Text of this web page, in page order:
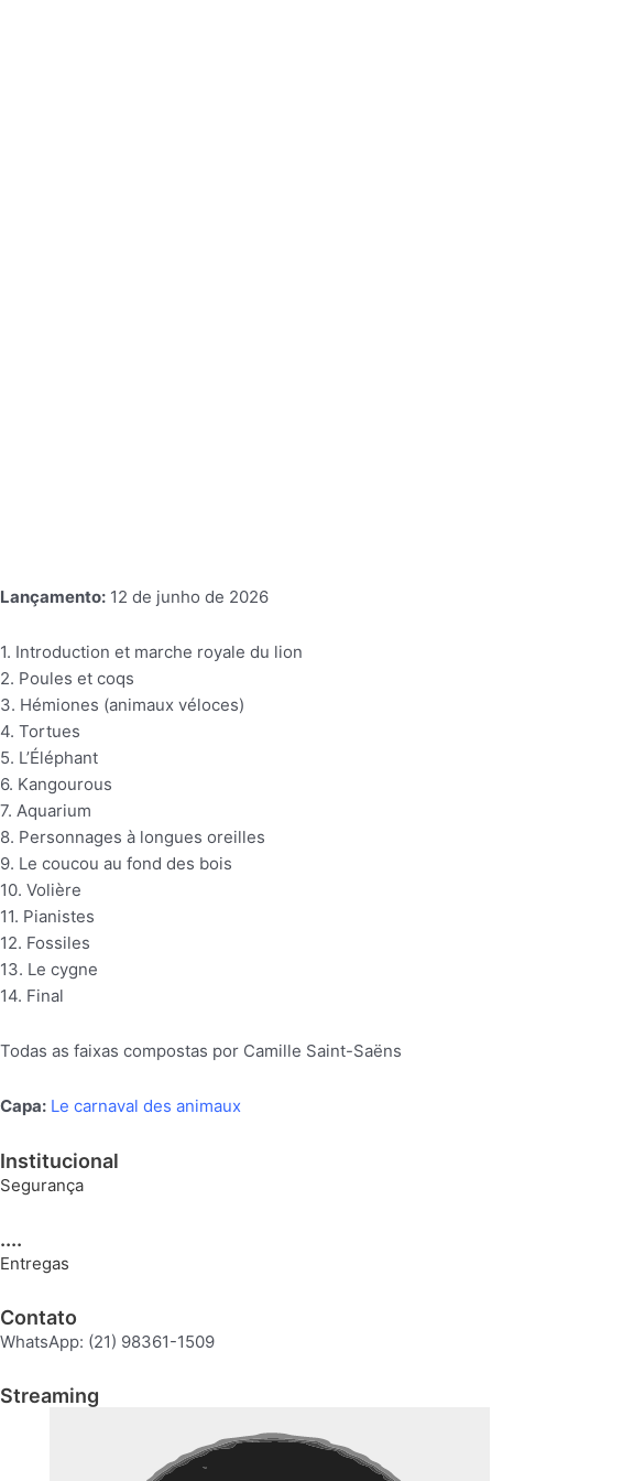
Lançamento: 12 de junho de 2026
1. Introduction et marche royale du lion
2. Poules et coqs
3. Hémiones (animaux véloces)
4. Tortues
5. L’Éléphant
6. Kangourous
7. Aquarium
8. Personnages à longues oreilles
9. Le coucou au fond des bois
10. Volière
11. Pianistes
12. Fossiles
13. Le cygne
14. Final
Todas as faixas compostas por Camille Saint-Saëns
Capa: Le carnaval des animaux
Institucional
Segurança
....
Entregas
Contato
WhatsApp: (21) 98361-1509
Streaming